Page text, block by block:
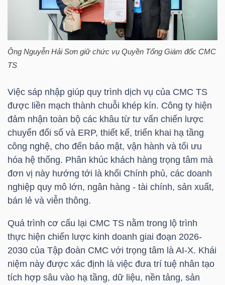
Ông Nguyễn Hải Sơn giữ chức vụ Quyền Tổng Giám đốc CMC
TS
Việc sáp nhập giúp quy trình dịch vụ của CMC TS
được liền mạch thành chuỗi khép kín. Công ty hiện
đảm nhận toàn bộ các khâu từ tư vấn chiến lược
chuyển đổi số và ERP, thiết kế, triển khai hạ tầng
công nghệ, cho đến bảo mật, vận hành và tối ưu
hóa hệ thống. Phân khúc khách hàng trọng tâm mà
đơn vị này hướng tới là khối Chính phủ, các doanh
nghiệp quy mô lớn, ngân hàng - tài chính, sản xuất,
bán lẻ và viễn thông.
Quá trình cơ cấu lại CMC TS nằm trong lộ trình
thực hiện chiến lược kinh doanh giai đoạn 2026-
2030 của Tập đoàn CMC với trọng tâm là AI-X. Khái
niệm này được xác định là việc đưa trí tuệ nhân tạo
tích hợp sâu vào hạ tầng, dữ liệu, nền tảng, sản
TÀI
CHÍNH
PHÂN
TÍCH
VIETSTOCKFINANCE
VĨ
MÔ
NGÀNH